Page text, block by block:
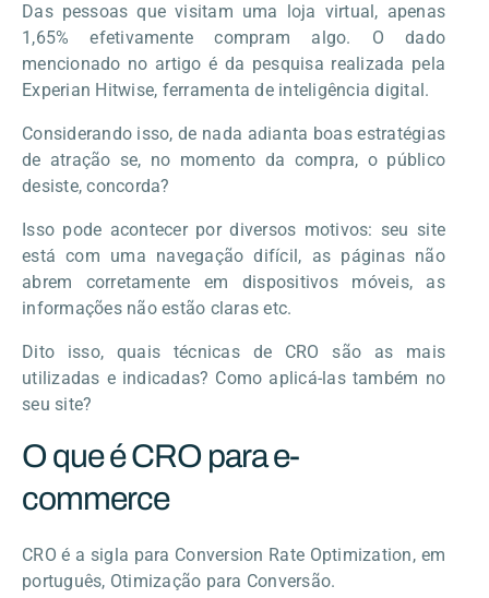
Das pessoas que visitam uma loja virtual, apenas
1,65% efetivamente compram algo. O dado
mencionado no artigo é da pesquisa realizada pela
Experian Hitwise, ferramenta de inteligência digital.
Considerando isso, de nada adianta boas estratégias
de atração se, no momento da compra, o público
desiste, concorda?
Isso pode acontecer por diversos motivos: seu site
está com uma navegação difícil, as páginas não
abrem corretamente em dispositivos móveis, as
informações não estão claras etc.
Dito isso, quais técnicas de CRO são as mais
utilizadas e indicadas? Como aplicá-las também no
seu site?
O que é CRO para e-
commerce
CRO é a sigla para Conversion Rate Optimization, em
português, Otimização para Conversão.